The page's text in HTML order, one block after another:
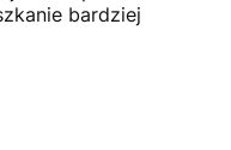
bardziej